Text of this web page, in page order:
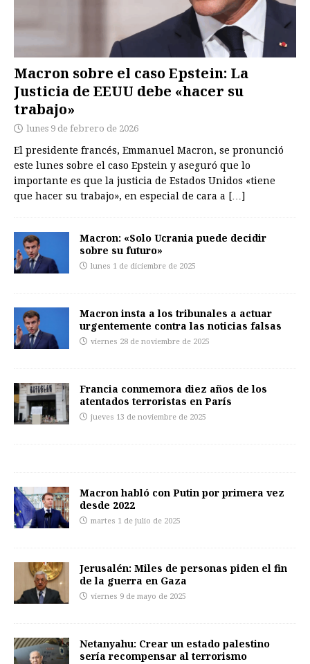
Macron sobre el caso Epstein: La
Justicia de EEUU debe «hacer su
trabajo»
lunes 9 de febrero de 2026
El presidente francés, Emmanuel Macron, se pronunció
este lunes sobre el caso Epstein y aseguró que lo
importante es que la justicia de Estados Unidos «tiene
que hacer su trabajo», en especial de cara a […]
Macron: «Solo Ucrania puede decidir
sobre su futuro»
lunes 1 de diciembre de 2025
Macron insta a los tribunales a actuar
urgentemente contra las noticias falsas
viernes 28 de noviembre de 2025
Francia conmemora diez años de los
atentados terroristas en París
jueves 13 de noviembre de 2025
Macron habló con Putin por primera vez
desde 2022
martes 1 de julio de 2025
Jerusalén: Miles de personas piden el fin
de la guerra en Gaza
viernes 9 de mayo de 2025
Netanyahu: Crear un estado palestino
sería recompensar al terrorismo